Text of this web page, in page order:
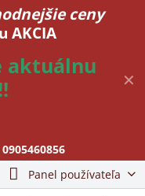
✕
ceny
AKCIA
aktuálnu
0905460856
Panel používateľa